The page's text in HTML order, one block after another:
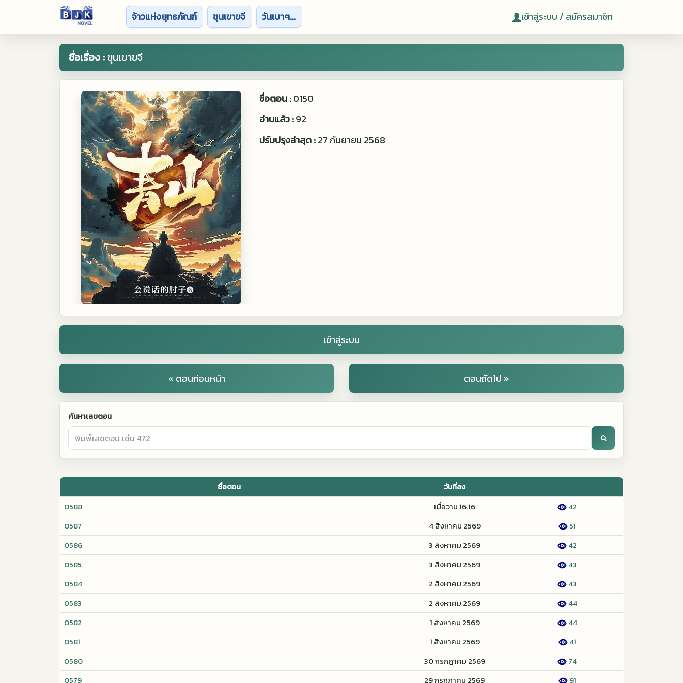
จ้าวแห่งยุทธภัณฑ์ ขุนเขาขจี วันเบาๆ... เข้าสู่ระบบ / สมัครสมาชิก
ชื่อเรื่อง :ขุนเขาขจี
ชื่อตอน :0150
อ่านแล้ว :92
ปรับปรุงล่าสุด :27 กันยายน 2568
เข้าสู่ระบบ
« ตอนก่อนหน้า ตอนถัดไป »
ค้นหาเลขตอน
ชื่อตอน
วันที่ลง
0588
เมื่อวาน 16.16
42
0587
4 สิงหาคม 2569
51
0586
3 สิงหาคม 2569
42
0585
3 สิงหาคม 2569
43
0584
2 สิงหาคม 2569
43
0583
2 สิงหาคม 2569
44
0582
1 สิงหาคม 2569
44
0581
1 สิงหาคม 2569
41
0580
30 กรกฎาคม 2569
74
0579
29 กรกฎาคม 2569 91